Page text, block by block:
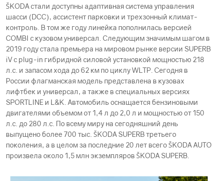
ŠKODА стали доступны адаптивная система управления
шасси (DCC), ассистент парковки и трехзонный климат-
контроль. В том же году линейка пополнилась версией
COMBI с кузовом универсал. Следующим значимым шагом в
2019 году стала премьера на мировом рынке версии SUPERB
iV с plug-in гибридной силовой установкой мощностью 218
л.с. и запасом хода до 62 км по циклу WLTP. Сегодня в
России флагманская модель представлена в кузовах
лифтбек и универсал, а также в специальных версиях
SPORTLINE и L&K. Автомобиль оснащается бензиновыми
двигателями объемом от 1,4 л до 2,0 л и мощностью от 150
л.с. до 280 л.с. По всему миру на сегодняшний день
выпущено более 700 тыс. ŠKODА SUPERB третьего
поколения, а в целом за последние 20 лет всего ŠKODА AUTO
произвела около 1,5 млн экземпляров ŠKODА SUPERB.